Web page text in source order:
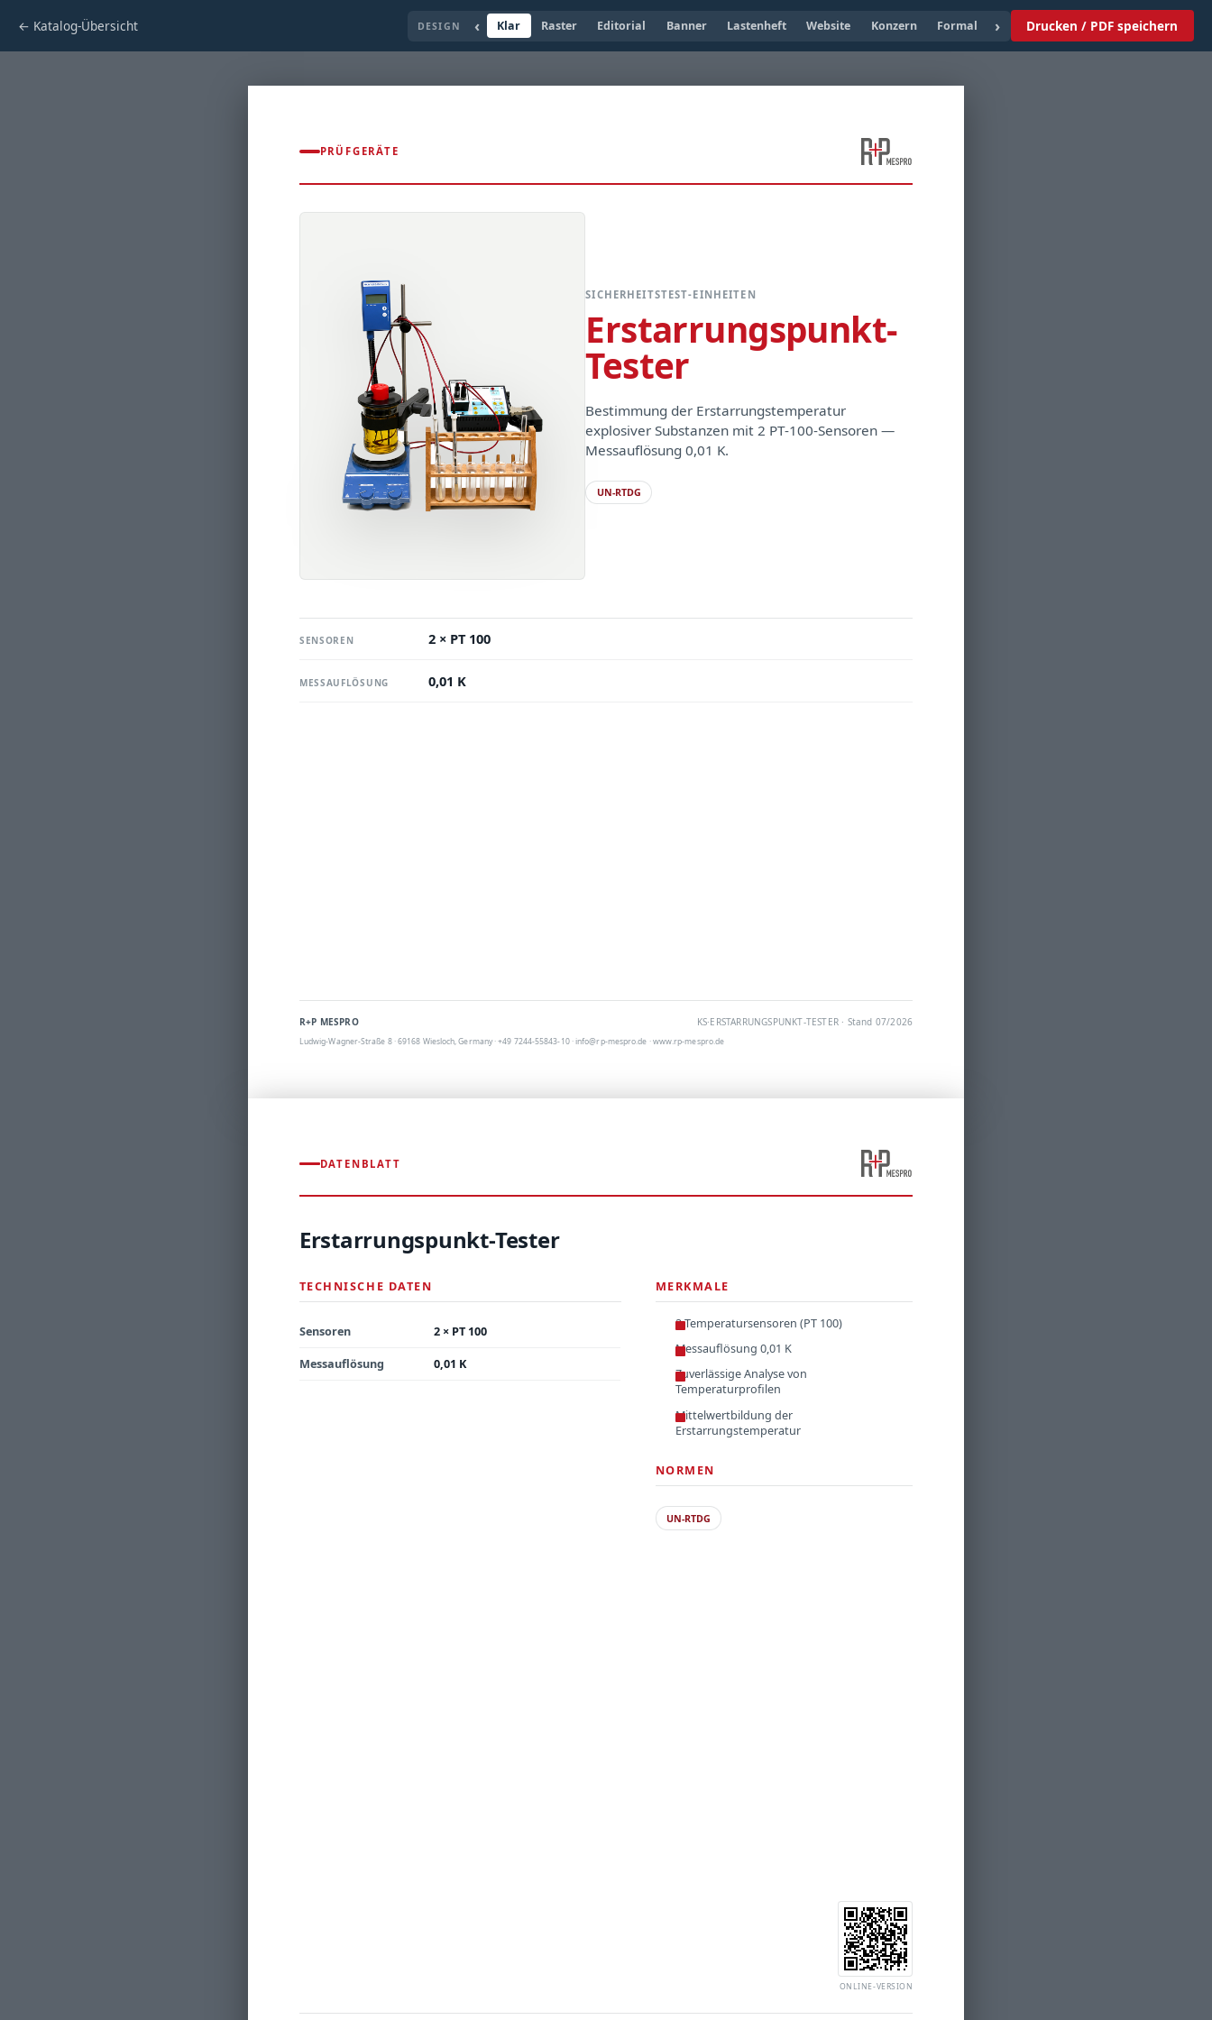
← Katalog-Übersicht DESIGN ‹ Klar Raster Editorial Banner Lastenheft Website Konzern Formal › Drucken / PDF speichern
PRÜFGERÄTE
SICHERHEITSTEST-EINHEITEN
Erstarrungspunkt-
Tester
Bestimmung der Erstarrungstemperatur
explosiver Substanzen mit 2 PT-100-Sensoren —
Messauflösung 0,01 K.
UN-RTDG
2 × PT 100
SENSOREN
0,01 K
MESSAUFLÖSUNG
R+P MESPRO KS·ERSTARRUNGSPUNKT-TESTER · Stand 07/2026
Ludwig-Wagner-Straße 8 · 69168 Wiesloch, Germany · +49 7244-55843-10 · info@rp-mespro.de · www.rp-mespro.de
DATENBLATT
Erstarrungspunkt-Tester
TECHNISCHE DATEN
Sensoren
2 × PT 100
Messauflösung
0,01 K
MERKMALE
2 Temperatursensoren (PT 100)
Messauflösung 0,01 K
Zuverlässige Analyse von
Temperaturprofilen
Mittelwertbildung der
Erstarrungstemperatur
NORMEN
UN-RTDG
ONLINE-VERSION